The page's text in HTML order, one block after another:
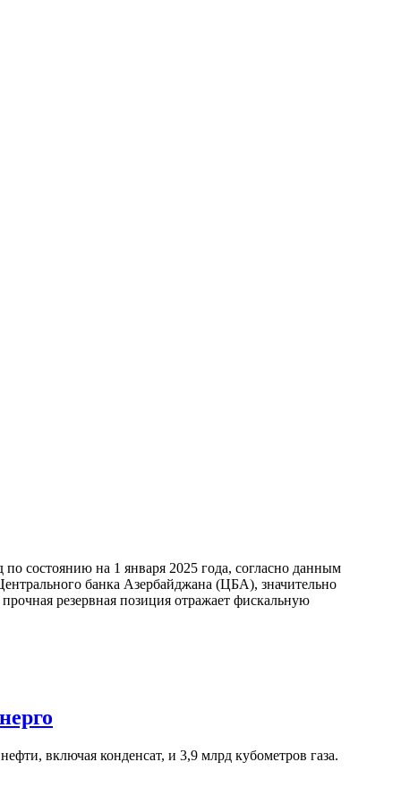
состоянию на 1 января 2025 года, согласно данным
банка Азербайджана (ЦБА), значительно
резервная позиция отражает фискальную
включая конденсат, и 3,9 млрд кубометров газа.